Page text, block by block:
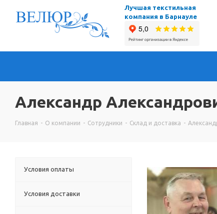
Лучшая текстильная
компания в Барнауле
Александр
Главная - О компании - Сотрудники - Склад и доставка -
Условия оплаты
Условия доставки